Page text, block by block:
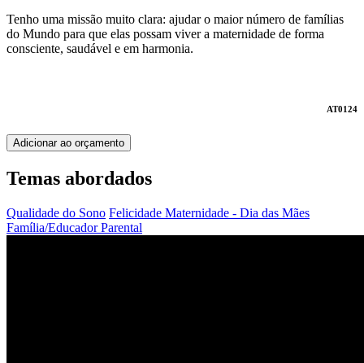
Tenho uma missão muito clara: ajudar o maior número de famílias
do Mundo para que elas possam viver a maternidade de forma
consciente, saudável e em harmonia.
AT0124
Adicionar ao orçamento
Temas abordados
Qualidade do Sono Felicidade Maternidade - Dia das Mães
Família/Educador Parental